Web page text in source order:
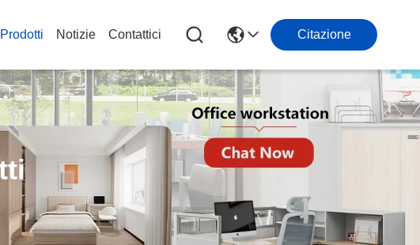
Prodotti Notizie Contattici Citazione